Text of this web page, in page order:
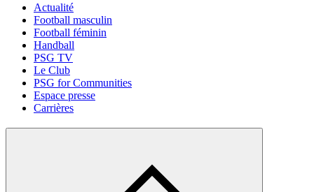
Actualité
Football masculin
Football féminin
Handball
PSG TV
Le Club
PSG for Communities
Espace presse
Carrières